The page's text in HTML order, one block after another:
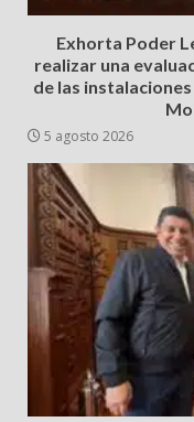
Exhorta Poder
realizar una
de las
5 agosto 2026